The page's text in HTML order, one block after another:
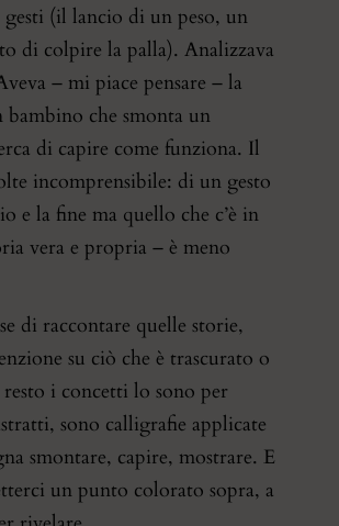
gesti (il lancio di un peso, un
di colpire la palla). Analizzava
– mi piace pensare – la
che smonta un
di capire come funziona. Il
incomprensibile: di un gesto
e la fine ma quello che c’è in
vera e propria – è meno
di raccontare quelle storie,
su ciò che è trascurato o
i concetti lo sono per
sono calligrafie applicate
smontare, capire, mostrare. E
un punto colorato sopra, a